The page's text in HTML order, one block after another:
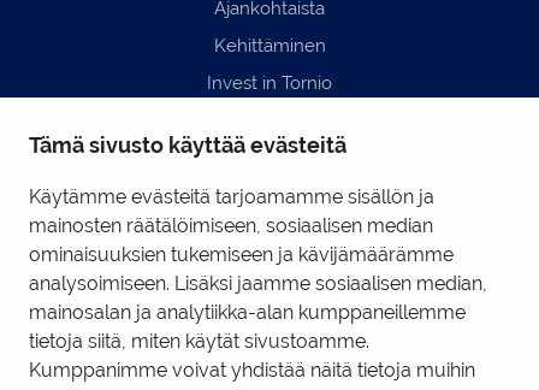
Tämä sivusto käyttää evästeitä
Käytämme evästeitä tarjoamamme sisällön ja
mainosten räätälöimiseen, sosiaalisen median
ominaisuuksien tukemiseen ja kävijämäärämme
analysoimiseen. Lisäksi jaamme sosiaalisen median,
mainosalan ja analytiikka-alan kumppaneillemme
tietoja siitä, miten käytät sivustoamme.
Kumppanimme voivat yhdistää näitä tietoja muihin
Ajankohtaista
Kehittäminen
Invest in Tornio
Yhteystiedot
Hyödyllisiä linkkejä
Business Tornio Facebook
Business Tornio LinkedIn